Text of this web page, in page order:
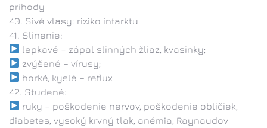
príhody
Sivé vlasy: riziko infarktu
Slinenie:
lepkavé – zápal slinných žliaz, kvasinky;
zvýšené – vírusy;
horké, kyslé – reflux
Studené:
ruky – poškodenie nervov, poškodenie obličiek,
diabetes, vysoký krvný tlak, anémia, Raynaudov